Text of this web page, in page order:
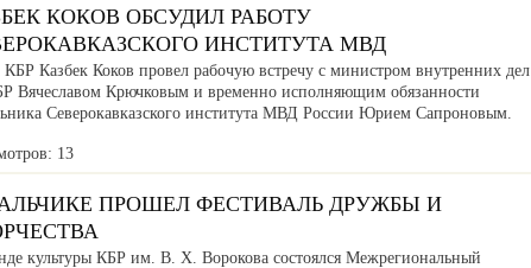
КОКОВ ОБСУДИЛ РАБОТУ
ИНСТИТУТА МВД
КБР Казбек Коков провел рабочую встречу с министром внутренних дел
Вячеславом Крючковым и временно исполняющим обязанности
Северокавказского института МВД России Юрием Сапроновым.
13
ПРОШЕЛ ФЕСТИВАЛЬ ДРУЖБЫ И
культуры КБР им. В. Х. Ворокова состоялся Межрегиональный